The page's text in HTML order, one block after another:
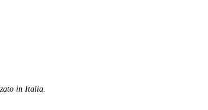
in Italia.